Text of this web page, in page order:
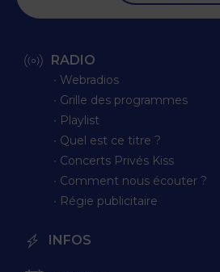
RADIO
∙ Webradios
∙ Grille des programmes
∙ Playlist
∙ Quel est ce titre ?
∙ Concerts Privés Kiss
∙ Comment nous écouter ?
∙ Régie publicitaire
INFOS